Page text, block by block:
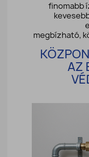
finomabb
megbízható,
AZ